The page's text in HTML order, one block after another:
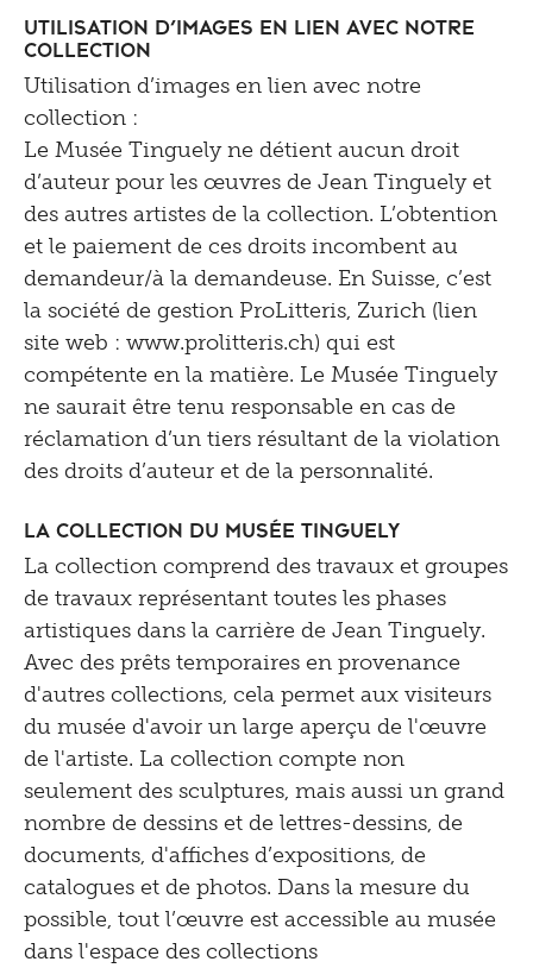
Utilisation d’images en lien avec notre
collection
Utilisation d’images en lien avec notre
collection :
Le Musée Tinguely ne détient aucun droit
d’auteur pour les œuvres de Jean Tinguely et
des autres artistes de la collection. L’obtention
et le paiement de ces droits incombent au
demandeur/à la demandeuse. En Suisse, c’est
la société de gestion ProLitteris, Zurich (lien
site web : www.prolitteris.ch) qui est
compétente en la matière. Le Musée Tinguely
ne saurait être tenu responsable en cas de
réclamation d’un tiers résultant de la violation
des droits d’auteur et de la personnalité.
La collection du Musée Tinguely
La collection comprend des travaux et groupes
de travaux représentant toutes les phases
artistiques dans la carrière de Jean Tinguely.
Avec des prêts temporaires en provenance
d'autres collections, cela permet aux visiteurs
du musée d'avoir un large aperçu de l'œuvre
de l'artiste. La collection compte non
seulement des sculptures, mais aussi un grand
nombre de dessins et de lettres-dessins, de
documents, d'affiches d’expositions, de
catalogues et de photos. Dans la mesure du
possible, tout l’œuvre est accessible au musée
dans l'espace des collections